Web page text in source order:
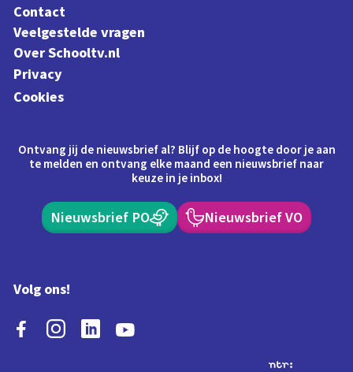
Contact
Veelgestelde vragen
Over Schooltv.nl
Privacy
Cookies
Ontvang jij de nieuwsbrief al? Blijf op de hoogte door je aan
te melden en ontvang elke maand een nieuwsbrief naar
keuze in je inbox!
Nieuwsbrief PO Nieuwsbrief VO
Volg ons!